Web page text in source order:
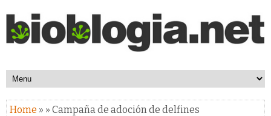
Home » » Campaña de adoción de delfines